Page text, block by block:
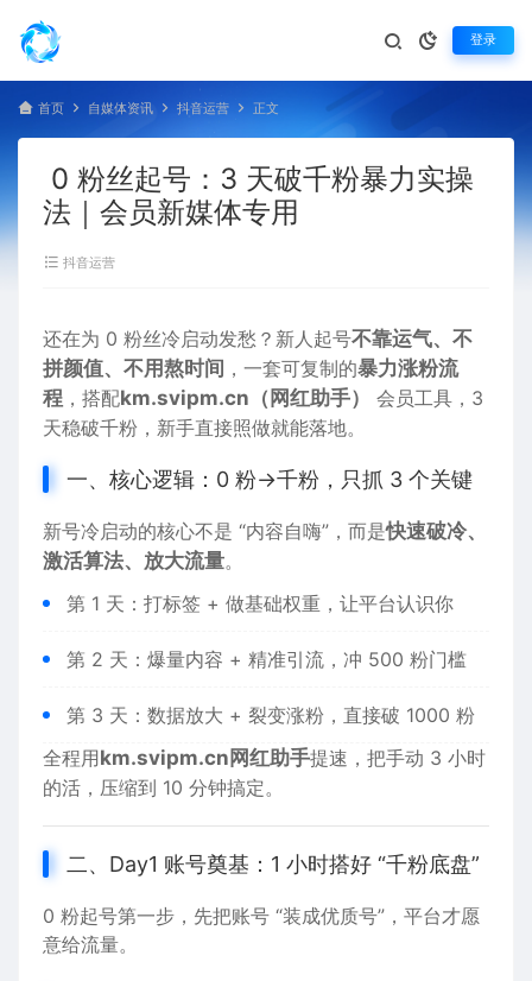
登录
首页 自媒体资讯 抖音运营 正文
0 粉丝起号：3 天破千粉暴力实操
法｜会员新媒体专用
抖音运营
还在为 0 粉丝冷启动发愁？新人起号不靠运气、不
拼颜值、不用熬时间 ，一套可复制的暴力涨粉流
程 ，搭配km.svipm.cn （网红助手）
会员工具，3
天稳破千粉，新手直接照做就能落地。
一、核心逻辑：0 粉→千粉，只抓 3 个关键
新号冷启动的核心不是 “内容自嗨”，而是快速破冷、
激活算法、放大流量。
第 1 天：打标签 + 做基础权重，让平台认识你
第 2 天：爆量内容 + 精准引流，冲 500 粉门槛
第 3 天：数据放大 + 裂变涨粉，直接破 1000 粉
全程用km.svipm.cn 网红助手提速，把手动 3 小时
的活，压缩到 10 分钟搞定。
二、Day1 账号奠基：1 小时搭好 “千粉底盘”
0 粉起号第一步，先把账号 “装成优质号”，平台才愿
意给流量。